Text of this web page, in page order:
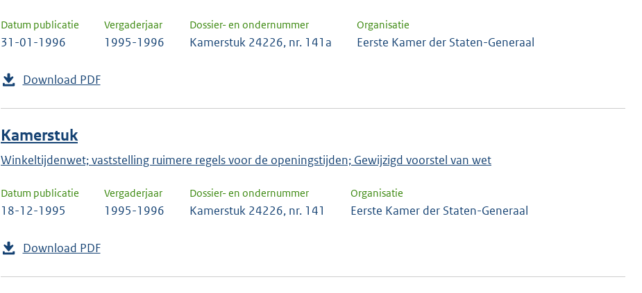
Datum publicatie
31-01-1996
Vergaderjaar
1995-1996
Dossier- en ondernummer
Kamerstuk 24226, nr. 141a
Organisatie
Eerste Kamer der Staten-Generaal
Download PDF
Kamerstuk
Winkeltijdenwet; vaststelling ruimere regels voor de openingstijden; Gewijzigd voorstel van wet
Datum publicatie
18-12-1995
Vergaderjaar
1995-1996
Dossier- en ondernummer
Kamerstuk 24226, nr. 141
Organisatie
Eerste Kamer der Staten-Generaal
Download PDF